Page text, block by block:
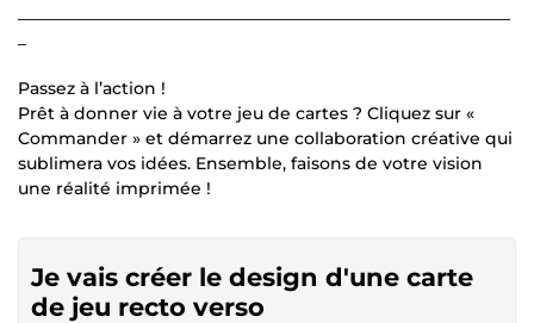
Passez à l’action !
Prêt à donner vie à votre jeu de cartes ? Cliquez sur «
Commander » et démarrez une collaboration créative qui
sublimera vos idées. Ensemble, faisons de votre vision
une réalité imprimée !
Je vais créer le design d'une carte
de jeu recto verso